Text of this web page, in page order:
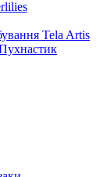
Tela Artis